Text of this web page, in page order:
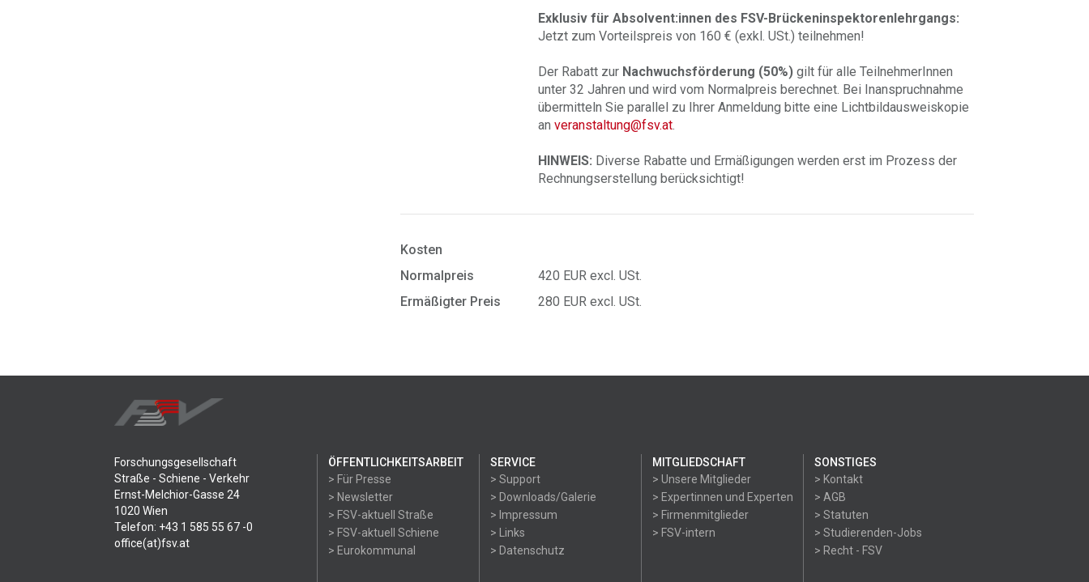
Exklusiv für Absolvent:innen des FSV-Brückeninspektorenlehrgangs:
Jetzt zum Vorteilspreis von 160 € (exkl. USt.) teilnehmen!
Der Rabatt zur Nachwuchsförderung (50%) gilt für alle TeilnehmerInnen
unter 32 Jahren und wird vom Normalpreis berechnet. Bei Inanspruchnahme
übermitteln Sie parallel zu Ihrer Anmeldung bitte eine Lichtbildausweiskopie
anveranstaltung@fsv.at.
HINWEIS: Diverse Rabatte und Ermäßigungen werden erst im Prozess der
Rechnungserstellung berücksichtigt!
Kosten
Normalpreis
420 EUR excl. USt.
Ermäßigter Preis
280 EUR excl. USt.
Forschungsgesellschaft
Straße - Schiene - Verkehr
Ernst-Melchior-Gasse 24
1020 Wien
Telefon: +43 1 585 55 67 -0
office(at)fsv.at
ÖFFENTLICHKEITSARBEIT
> Für Presse
> Newsletter
> FSV-aktuell Straße
> FSV-aktuell Schiene
> Eurokommunal
SERVICE
> Support
> Downloads/Galerie
> Impressum
> Links
> Datenschutz
MITGLIEDSCHAFT
> Unsere Mitglieder
> Expertinnen und Experten
> Firmenmitglieder
> FSV-intern
SONSTIGES
> Kontakt
> AGB
> Statuten
> Studierenden-Jobs
> Recht - FSV